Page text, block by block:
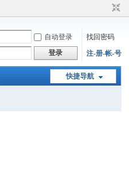
自动登录
找回密码
登录 注-册-帐-号
快捷导航